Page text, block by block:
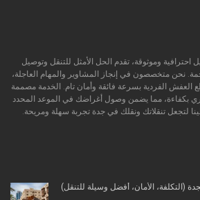
وموثوقة، تقدم الحل الأمثل للتنقل وتوصيل
نحن متخصصون في إنجاز المشاوير والمهام العاجلة،
الفردية بسرعة فائقة وأمان تام. الخدمة مصممة
بكفاءة، مما يضمن وصول أغراضك في الموعد المحدد
لتجعل تنقلاتك ونقلك في جدة تجربة سهلة ومريحة.
(التكلفة، الأمان، أفضل وسيلة للتنقل)